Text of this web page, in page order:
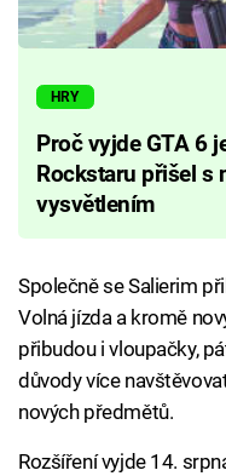
HRY
Proč vyjde GTA 6
Rockstaru přišel s
vysvětlením
Společně se Salierim
Volná jízda a kromě
přibudou i vloupačky,
důvody více
nových předmětů.
Rozšíření vyjde 14.